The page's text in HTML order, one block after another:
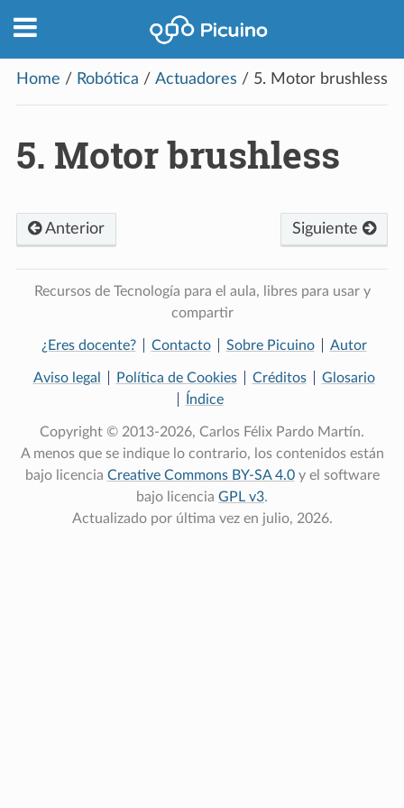
Home / Robótica / Actuadores / 5. Motor brushless
5. Motor brushless
Siguiente
Anterior
Recursos de Tecnología para el aula, libres para usar y
compartir
¿Eres docente? Contacto Sobre Picuino Autor
Aviso legal Política de Cookies Créditos
Glosario
Índice
Copyright © 2013-2026, Carlos Félix Pardo Martín.
A menos que se indique lo contrario, los contenidos están
bajo licencia Creative Commons BY-SA 4.0y el software
bajo licencia GPL v3.
Actualizado por última vez en julio, 2026.